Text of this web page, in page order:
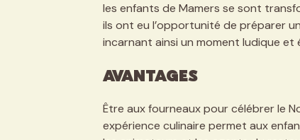
les enfants de Mamers se sont
ils ont eu l’opportunité de préparer un
incarnant ainsi un moment ludique et
Avantages
Être aux fourneaux pour célébrer le
expérience culinaire permet aux